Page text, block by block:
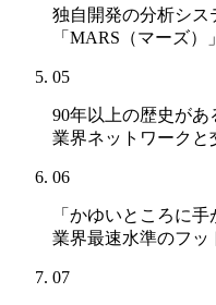
独自開発の分析シス
「MARS（マーズ）」
05
90年以上の歴史があ
業界ネットワークと
06
「かゆいところに手
業界最速水準のフッ
07